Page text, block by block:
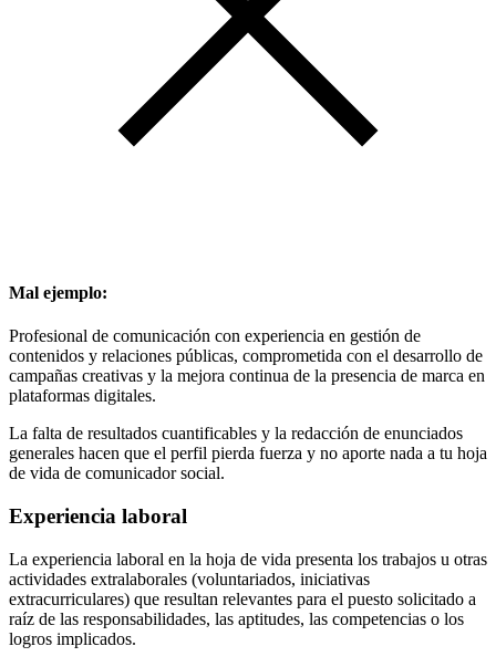
Mal ejemplo:
Profesional de comunicación con experiencia en gestión de
contenidos y relaciones públicas, comprometida con el desarrollo de
campañas creativas y la mejora continua de la presencia de marca en
plataformas digitales.
La falta de resultados cuantificables y la redacción de enunciados
generales hacen que el perfil pierda fuerza y no aporte nada a tu hoja
de vida de comunicador social.
Experiencia laboral
La experiencia laboral en la hoja de vida presenta los trabajos u otras
actividades extralaborales (voluntariados, iniciativas
extracurriculares) que resultan relevantes para el puesto solicitado a
raíz de las responsabilidades, las aptitudes, las competencias o los
logros implicados.